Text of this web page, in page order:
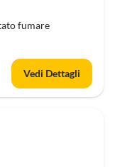
fumare
Vedi Dettagli